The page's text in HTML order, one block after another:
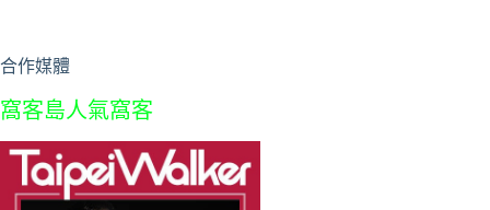
合作媒體
窩客島人氣窩客